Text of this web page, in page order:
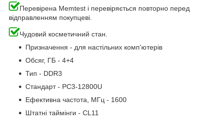
Перевірена Memtest і перевіряється повторно перед
відправленням покупцеві.
Чудовий косметичний стан.
Призначення - для настільних комп'ютерів
Обсяг, ГБ - 4+4
Тип - DDR3
Стандарт - PC3-12800U
Ефективна частота, МГц - 1600
Штатні таймінги - CL11